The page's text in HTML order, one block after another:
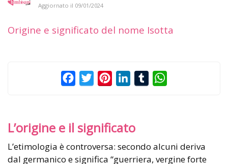
Aggiornato il 09/01/2024
Origine e significato del nome Isotta
FacebookTwitterPinterestLinkedInTumblr
L’origine e il significato
L’etimologia è controversa: secondo alcuni deriva
dal germanico e significa “guerriera, vergine forte